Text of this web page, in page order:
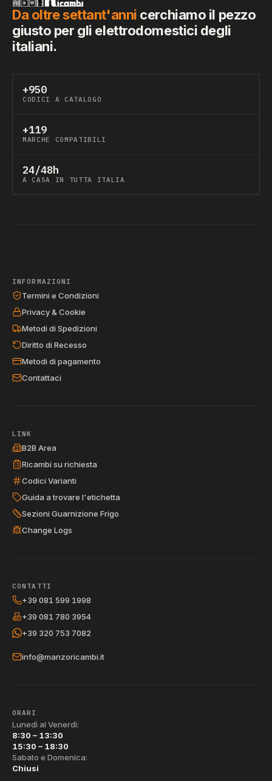
Da oltre settant'anni cerchiamo il pezzo
giusto per gli elettrodomestici degli
italiani.
+950
CODICI A CATALOGO
+119
MARCHE COMPATIBILI
24/48h
A CASA IN TUTTA ITALIA
INFORMAZIONI
Termini e Condizioni
Privacy & Cookie
Metodi di Spedizioni
Diritto di Recesso
Metodi di pagamento
Contattaci
LINK
B2B Area
Ricambi su richiesta
Codici Varianti
Guida a trovare l'etichetta
Sezioni Guarnizione Frigo
Change Logs
CONTATTI
+39 081 599 1998
+39 081 780 3954
+39 320 753 7082
info@manzoricambi.it
ORARI
Lunedì al Venerdì:
8:30 – 13:30
15:30 – 18:30
Sabato e Domenica:
Chiusi